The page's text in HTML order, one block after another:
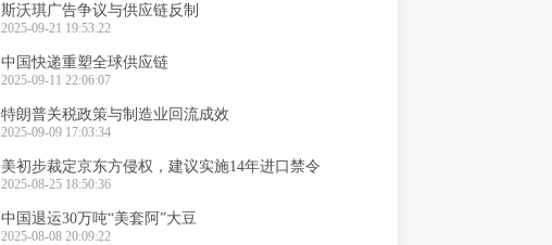
斯沃琪广告争议与供应链反制
2025-09-21 19:53:22
中国快递重塑全球供应链
2025-09-11 22:06:07
特朗普关税政策与制造业回流成效
2025-09-09 17:03:34
美初步裁定京东方侵权，建议实施14年进口禁令
2025-08-25 18:50:36
中国退运30万吨“美套阿”大豆
2025-08-08 20:09:22